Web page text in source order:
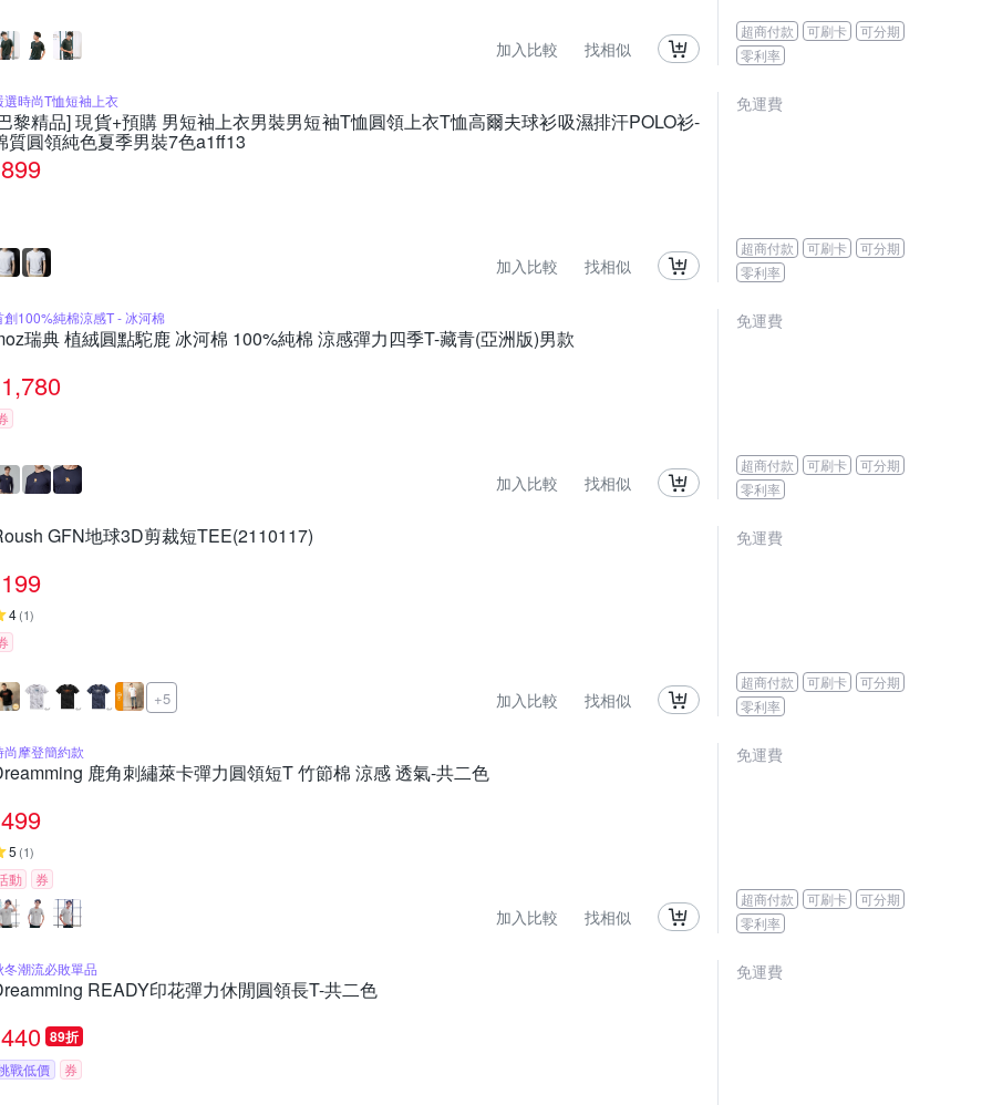
加入比較 找相似
超商付款 可刷卡
可分期
零利率
選時尚T恤短袖上衣
黎精品] 現貨+預購 男短袖上衣男裝男短袖T恤圓領上衣T恤高爾夫球衫吸濕排汗POLO衫-
質圓領純色夏季男裝7色a1ff13
899
加入比較 找相似
免運費
超商付款 可刷卡
可分期
零利率
創100%純棉涼感T - 冰河棉
瑞典 植絨圓點駝鹿 冰河棉 100%純棉 涼感彈力四季T-藏青(亞洲版)男款
1,780
加入比較 找相似
免運費
超商付款 可刷卡
可分期
零利率
GFN地球3D剪裁短TEE(2110117)
199
4(1)
+5 加入比較 找相似
免運費
超商付款 可刷卡
可分期
零利率
尚摩登簡約款
鹿角刺繡萊卡彈力圓領短T 竹節棉 涼感 透氣-共二色
499
5 (1)
動 券
加入比較 找相似
免運費
超商付款 可刷卡
可分期
零利率
冬潮流必敗單品
READY印花彈力休閒圓領長T-共二色
440 89折
戰低價 券
免運費